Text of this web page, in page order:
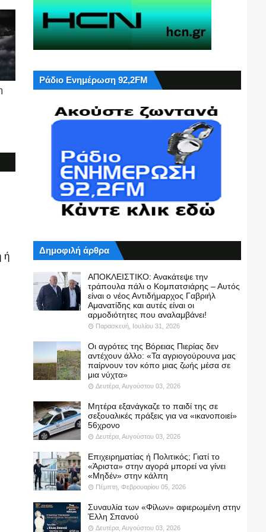
ή
Ράδιο Ενημέρωση 92,2FM
Δημοφιλή άρθρα
ΑΠΟΚΛΕΙΣΤΙΚΟ: Ανακάτεψε την
τράπουλα πάλι ο Κομπατσιάρης – Αυτός
είναι ο νέος Αντιδήμαρχος Γαβριήλ
Αμανατίδης και αυτές είναι οι
αρμοδιότητες που αναλαμβάνει!
Παρασκευή, Ιουλίου 31, 2026
Οι αγρότες της Βόρειας Πιερίας δεν
αντέχουν άλλο: «Τα αγριογούρουνα μας
παίρνουν τον κόπο μιας ζωής μέσα σε
μια νύχτα»
Δευτέρα, Αυγούστου 03, 2026
Μητέρα εξανάγκαζε το παιδί της σε
σεξουαλικές πράξεις για να «ικανοποιεί»
56χρονο
Δευτέρα, Αυγούστου 03, 2026
Επιχειρηματίας ή Πολιτικός; Γιατί το
«Άριστα» στην αγορά μπορεί να γίνει
«Μηδέν» στην κάλπη
Πέμπτη, Φεβρουαρίου 05, 2026
Συναυλία των «Φίλων» αφιερωμένη στην
Έλλη Σπανού
Δευτέρα, Αυγούστου 03, 2026